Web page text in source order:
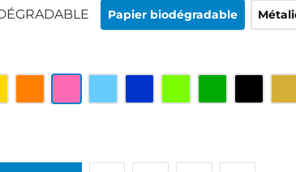
Papier biodégradable
clair
roi
clair